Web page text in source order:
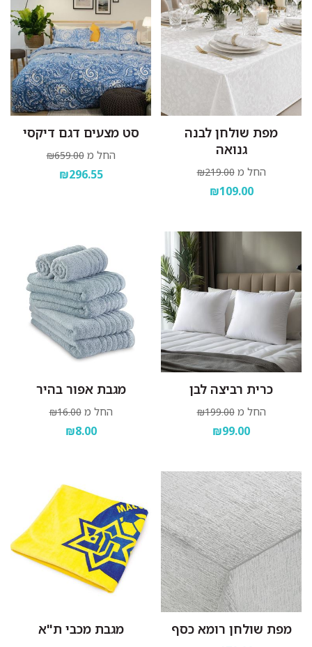
מפת שולחן לבנה
גנואה
החל מ ₪219.00
₪109.00
סט מצעים דגם דיקסי
החל מ ₪659.00
₪296.55
כרית רביצה לבן
החל מ ₪199.00
₪99.00
מגבת אפור בהיר
החל מ ₪16.00
₪8.00
מפת שולחן רומא כסף מגבת מכבי ת"א